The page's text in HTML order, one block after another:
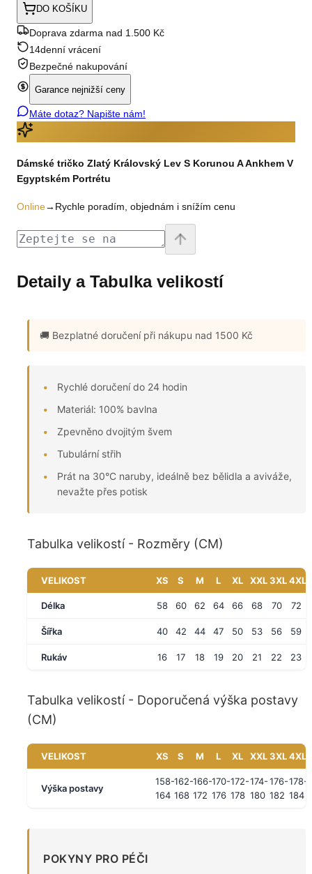
DO KOŠÍKU
Doprava zdarma nad 1.500 Kč
14denní vrácení
Bezpečné nakupování
Garance nejnižší ceny
Máte dotaz? Napište nám!
Dámské tričko Zlatý Královský Lev S Korunou A Ankhem V
Egyptském Portrétu
Online→ Rychle poradím, objednám i snížím cenu
Detaily a Tabulka velikostí
🚚 Bezplatné doručenípři nákupu nad 1500 Kč
Rychlé doručení do 24 hodin
Materiál: 100% bavlna
Zpevněno dvojitým švem
Tubulární střih
Prát na 30°C naruby, ideálně bez bělidla a aviváže,
nevažte přes potisk
Tabulka velikostí - Rozměry (CM)
VELIKOST XS S M L XL XXL3XL4XL
Délka 58 60 62 64 66 68 70 72
Šířka 40 42 44 47 50 53 56 59
Rukáv 16 17 18 19 20 21 22 23
Tabulka velikostí - Doporučená výška postavy
(CM)
VELIKOST XS S M L XL XXL3XL4XL
Výška postavy
158-
164
162-
168
166-
172
170-
176
172-
178
174-
180
176-
182
178-
184
POKYNY PRO PÉČI